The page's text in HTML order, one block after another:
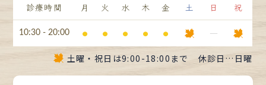
診療時間 月 火 水 木 金 土 日 祝
10:30 - 20:00 ⚫︎ ⚫︎ ⚫︎ ⚫︎ ⚫︎ ー
土曜・祝日は9:00-18:00まで 休診日…日曜